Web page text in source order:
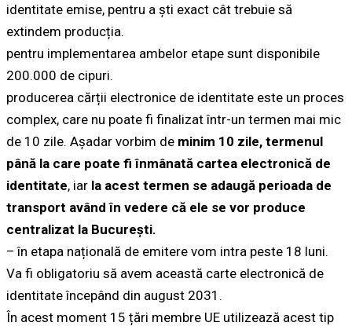
identitate emise, pentru a ști exact cât trebuie să
extindem producția.
pentru implementarea ambelor etape sunt disponibile
200.000 de cipuri.
producerea cărții electronice de identitate este un proces
complex, care nu poate fi finalizat într-un termen mai mic
de 10 zile. Așadar vorbim de minim 10 zile, termenul
până la care poate fi înmânată cartea electronică de
identitate, iar la acest termen se adaugă perioada de
transport având în vedere că ele se vor produce
centralizat la București.
– în etapa națională de emitere vom intra peste 18 luni.
Va fi obligatoriu să avem această carte electronică de
identitate începând din august 2031.
În acest moment 15 țări membre UE utilizează acest tip